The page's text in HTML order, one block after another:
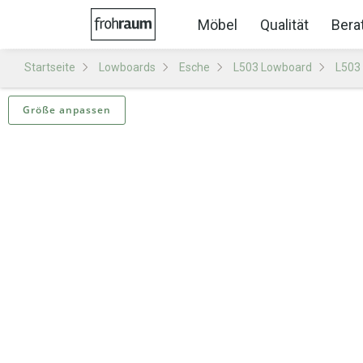
Möbel Qualität
Startseite Lowboards Esche L503 Lowboard
Größe anpassen